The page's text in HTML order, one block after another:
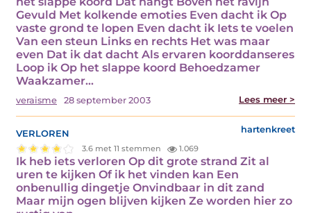
Gevuld Met kolkende emoties Even dacht ik Op
vaste grond te lopen Even dacht ik Iets te voelen
Van een steun Links en rechts Het was maar
even Dat ik dat dacht Als ervaren koorddanseres
Loop ik Op het slappe koord Behoedzamer
Waakzamer…
veraisme 28 september 2003 Lees meer >
verloren hartenkreet
3.6 met 11 stemmen 1.069
Ik heb iets verloren Op dit grote strand Zit al
uren te kijken Of ik het vinden kan Een
onbenullig dingetje Onvindbaar in dit zand
Maar mijn ogen blijven kijken Ze worden hier zo